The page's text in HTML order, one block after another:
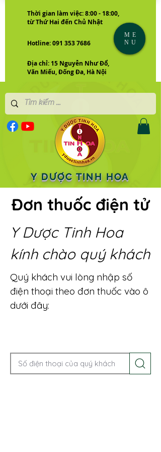
Thời gian làm việc: 8:00 - 18:00,
từ Thứ Hai đến Chủ Nhật
Hotline: 091 353 7686
Địa chỉ: 15 Nguyễn Như Đổ,
Văn Miếu, Đống Đa, Hà Nội
Y DƯỢC TINH HOA
ME
NU
Đơn thuốc điện tử
Y Dược Tinh Hoa
kính chào quý khách
Quý khách vui lòng nhập số
điện thoại theo đơn thuốc vào ô
dưới đây: